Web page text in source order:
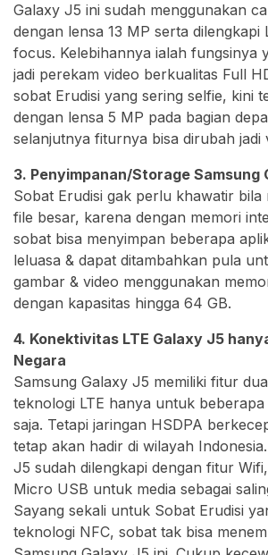
Galaxy J5 ini sudah menggunakan
dengan lensa 13 MP serta dilengkapi
focus. Kelebihannya ialah fungsinya
jadi perekam video berkualitas Full
sobat Erudisi yang sering selfie, kini
dengan lensa 5 MP pada bagian
selanjutnya fiturnya bisa dirubah jadi
3. Penyimpanan/Storage Samsung
Sobat Erudisi gak perlu khawatir bila
file besar, karena dengan memori
sobat bisa menyimpan beberapa
leluasa & dapat ditambahkan pula
gambar & video menggunakan
dengan kapasitas hingga 64 GB.
4. Konektivitas LTE Galaxy J5
Negara
Samsung Galaxy J5 memiliki fitur
teknologi LTE hanya untuk
saja. Tetapi jaringan HSDPA
tetap akan hadir di wilayah
J5 sudah dilengkapi dengan fitur
Micro USB untuk media sebagai
Sayang sekali untuk Sobat Erudisi
teknologi NFC, sobat tak bisa